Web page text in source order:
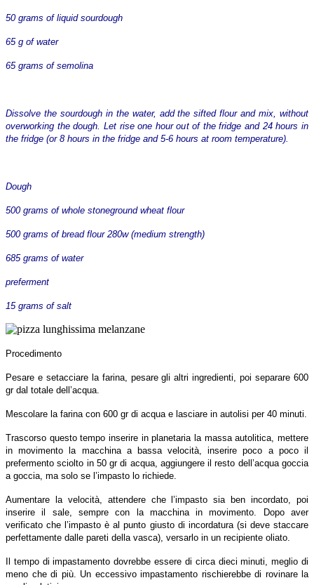
50 grams of liquid sourdough
65 g of water
65 grams of semolina
Dissolve the sourdough in the water, add the sifted flour and mix, without
overworking the dough. Let rise one hour out of the fridge and 24 hours in
the fridge (or 8 hours in the fridge and 5-6 hours at room temperature).
Dough
500 grams of whole stoneground wheat flour
500 grams of bread flour 280w (medium strength)
685 grams of water
preferment
15 grams of salt
Procedimento
Pesare e setacciare la farina, pesare gli altri ingredienti, poi separare 600
gr dal totale dell’acqua.
Mescolare la farina con 600 gr di acqua e lasciare in autolisi per 40 minuti.
Trascorso questo tempo inserire in planetaria la massa autolitica, mettere
in movimento la macchina a bassa velocità, inserire poco a poco il
prefermento sciolto in 50 gr di acqua, aggiungere il resto dell’acqua goccia
a goccia, ma solo se l’impasto lo richiede.
Aumentare la velocità, attendere che l’impasto sia ben incordato, poi
inserire il sale, sempre con la macchina in movimento. Dopo aver
verificato che l’impasto è al punto giusto di incordatura (si deve staccare
perfettamente dalle pareti della vasca), versarlo in un recipiente oliato.
Il tempo di impastamento dovrebbe essere di circa dieci minuti, meglio di
meno che di più. Un eccessivo impastamento rischierebbe di rovinare la